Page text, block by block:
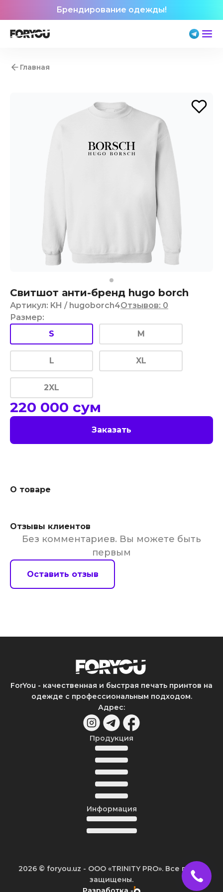
Брендирование одежды!
Главная
Свитшот анти-бренд hugo borch
Артикул: KH / hugoborch4Отзывов: 0
Размер:
S
M
L XL
2XL
220 000 сум
Заказать
О товаре
Отзывы клиентов
Без комментариев. Вы можете быть
первым
Оставить отзыв
ForYou - качественная и быстрая печать принтов на
одежде с профессиональным подходом.
Адрес:
Продукция
Информация
2026 © foryou.uz - ООО «TRINITY PRO». Все права
защищены.